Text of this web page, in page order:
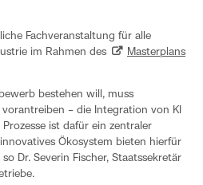
Fachveranstaltung für alle
im Rahmen des
Masterplans
bestehen will, muss
– die Integration von KI
ist dafür ein zentraler
Ökosystem bieten hierfür
Dr. Severin Fischer, Staatssekretär